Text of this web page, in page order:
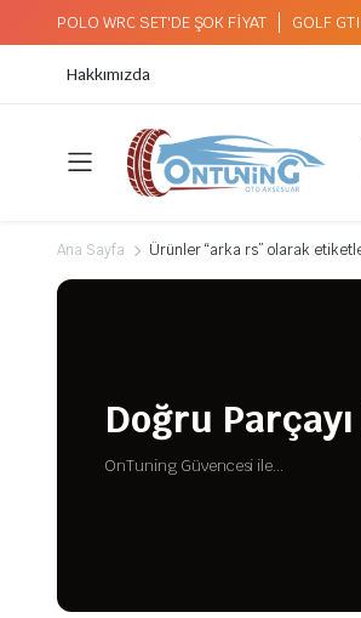
POLO WRC SET'DE ŞOK FİYAT GOLF
Hakkımızda
Ana Sayfa Ürünler “arka rs” olarak
Doğru
OnTuning Güvencesi ile...